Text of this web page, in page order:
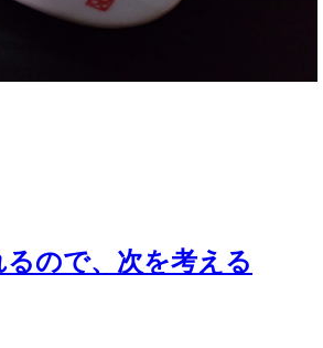
ので、次を考える